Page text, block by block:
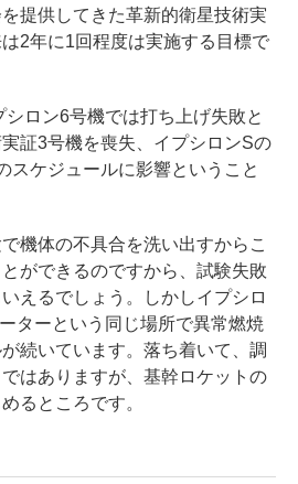
提供してきた革新的衛星技術実
2年に1回程度は実施する目標で
ロン6号機では打ち上げ失敗と
証3号機を喪失、イプシロンSの
スケジュールに影響ということ
機体の不具合を洗い出すからこ
ができるのですから、試験失敗
えるでしょう。しかしイプシロ
ターという同じ場所で異常燃焼
続いています。落ち着いて、調
はありますが、基幹ロケットの
るところです。